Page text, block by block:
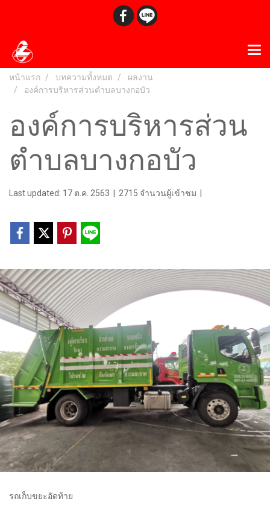
หน้าแรก บทความทั้งหมด
ผลงาน
องค์การบริหารส่วนตำบลบางกอบัว
องค์การบริหารส่วน
ตำบลบางกอบัว
Last updated: 17 ต.ค. 2563 2715 จำนวนผู้เข้าชม
รถเก็บขยะอัดท้าย